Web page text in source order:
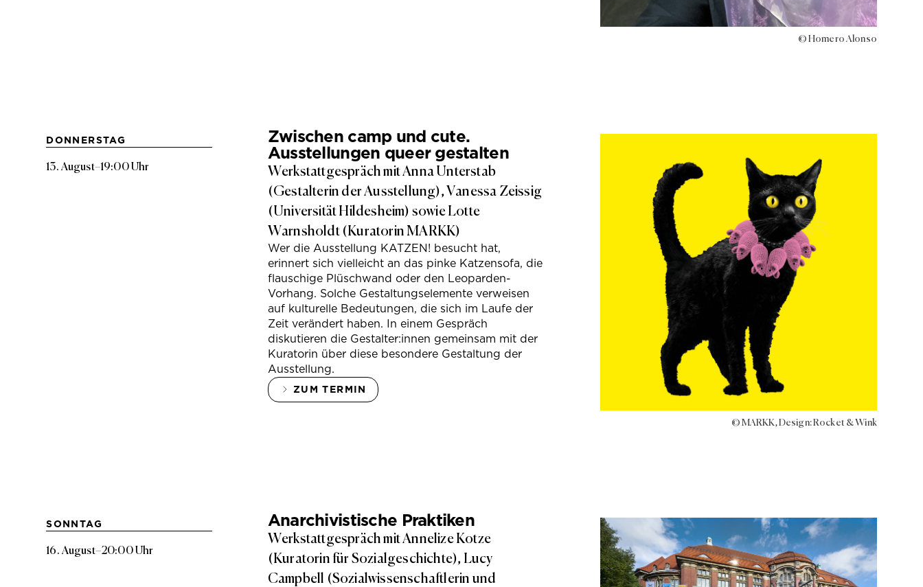
© Homero Alonso
DONNERSTAG
13. August–19:00 Uhr
Zwischen camp und cute.
Ausstellungen queer gestalten
Werkstattgespräch mit Anna Unterstab
(Gestalterin der Ausstellung), Vanessa Zeissig
(Universität Hildesheim) sowie Lotte
Warnsholdt (Kuratorin MARKK)
Wer die Ausstellung KATZEN! besucht hat,
erinnert sich vielleicht an das pinke Katzensofa, die
flauschige Plüschwand oder den Leoparden-
Vorhang. Solche Gestaltungselemente verweisen
auf kulturelle Bedeutungen, die sich im Laufe der
Zeit verändert haben. In einem Gespräch
diskutieren die Gestalter:innen gemeinsam mit der
Kuratorin über diese besondere Gestaltung der
Ausstellung.
ZUM TERMIN
© MARKK, Design: Rocket & Wink
SONNTAG
16. August–20:00 Uhr
Anarchivistische Praktiken
Werkstattgespräch mit Annelize Kotze
(Kuratorin für Sozialgeschichte), Lucy
Campbell (Sozialwissenschaftlerin und